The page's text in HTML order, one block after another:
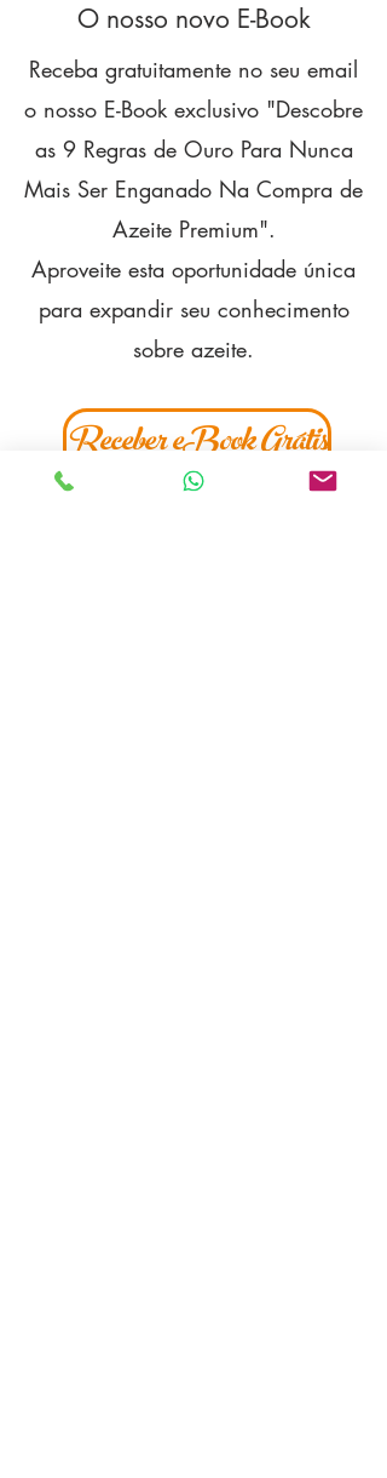
O nosso novo E-Book
Receba gratuitamente no seu email
o nosso E-Book exclusivo "Descobre
as 9 Regras de Ouro Para Nunca
Mais Ser Enganado Na Compra de
Azeite Premium".
Aproveite esta oportunidade única
para expandir seu conhecimento
sobre azeite.
Receber eBook Grátis